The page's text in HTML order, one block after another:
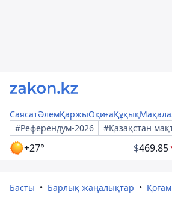
СаясатӘлемҚаржыОқиғаҚұқық
#Референдум-2026
#Қазақстан
+27° $469.85
Басты Барлық жаңалықтар